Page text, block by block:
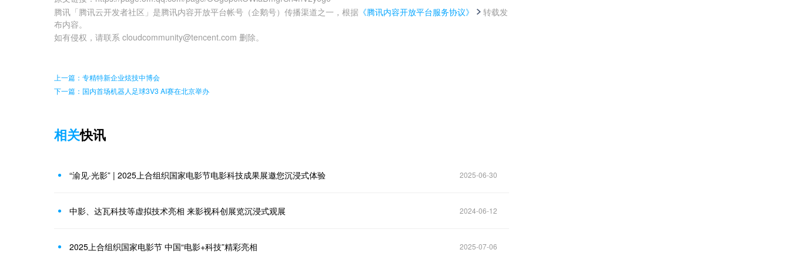
腾讯「腾讯云开发者社区」是腾讯内容开放平台帐号（企鹅号）传播渠道之一，根据 《腾讯内容开放平台服务协议》
转载发
布内容。
如有侵权，请联系 cloudcommunity@tencent.com 删除。
上一篇：专精特新企业炫技中博会
下一篇：国内首场机器人足球3V3 AI赛在北京举办
相关快讯
“渝见·光影” | 2025上合组织国家电影节电影科技成果展邀您沉浸式体验 2025-06-30
中影、达瓦科技等虚拟技术亮相 来影视科创展览沉浸式观展 2024-06-12
2025上合组织国家电影节 中国“电影+科技”精彩亮相 2025-07-06